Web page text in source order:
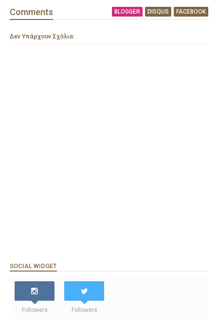
Comments BLOGGER DISQUS FACEBOOK
Δεν Υπάρχουν Σχόλια:
SOCIAL WIDGET
Followers Followers